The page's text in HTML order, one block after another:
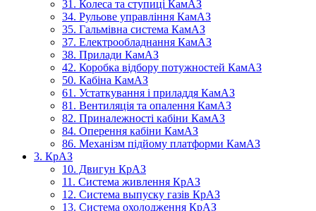
31. Колеса та ступиці КамАЗ
34. Рульове управління КамАЗ
35. Гальмівна система КамАЗ
37. Електрообладнання КамАЗ
38. Прилади КамАЗ
42. Коробка відбору потужностей КамАЗ
50. Кабіна КамАЗ
61. Устаткування і приладдя КамАЗ
81. Вентиляція та опалення КамАЗ
82. Приналежності кабіни КамАЗ
84. Оперення кабіни КамАЗ
86. Механізм підйому платформи КамАЗ
3. КрАЗ
10. Двигун КрАЗ
11. Система живлення КрАЗ
12. Система выпуску газів КрАЗ
13. Система охолодження КрАЗ